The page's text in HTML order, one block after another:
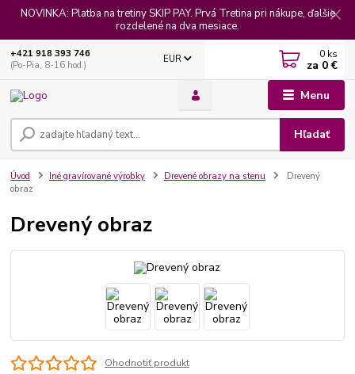
NOVINKA: Platba na tretiny SKIP PAY. Prvá Tretina pri nákupe, ďalšie
rozdelené na dva mesiace.
Menu
EUR
Hľadať
+421 918 393 746
(Po-Pia, 8-16 hod.)
0 ks
za 0 €
Úvod Iné gravírované výrobky Drevené obrazy na stenu
Drevený
obraz
Drevený obraz
Ohodnotiť produkt